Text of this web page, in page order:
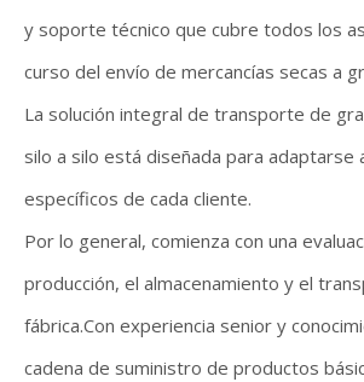
y soporte técnico que cubre todos los
curso del envío de mercancías secas a
La solución integral de transporte de
silo a silo está diseñada para adaptarse
específicos de cada cliente.
Por lo general, comienza con una
producción, el almacenamiento y el
fábrica.Con experiencia senior y
cadena de suministro de productos